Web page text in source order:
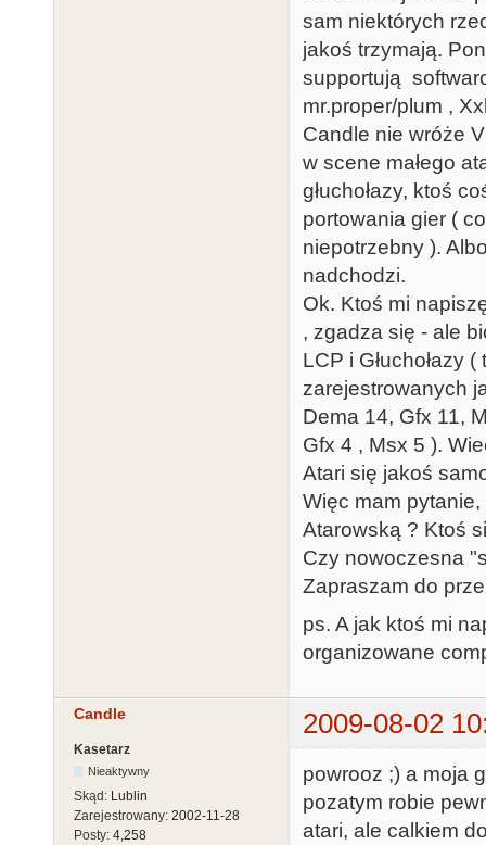
sam niektórych
jakoś trzymają.
supportują
mr.proper/plum ,
Candle nie wróże
w scene małego
głuchołazy, ktoś
portowania gier (
niepotrzebny ).
nadchodzi.
Ok. Ktoś mi
, zgadza się - ale
LCP i Głuchołazy
zarejestrowanych
Dema 14, Gfx 11,
Gfx 4 , Msx 5 ).
Atari się jakoś
Więc mam
Atarowską ? Ktoś
Czy nowoczesna
Zapraszam do
ps. A jak ktoś mi
organizowane
Candle 2009-08-02
Kasetarz
Nieaktywny
Skąd: Lublin
Zarejestrowany: 2002-11-28
Posty: 4,258
powrooz ;) a moja
pozatym robie
atari, ale calkiem